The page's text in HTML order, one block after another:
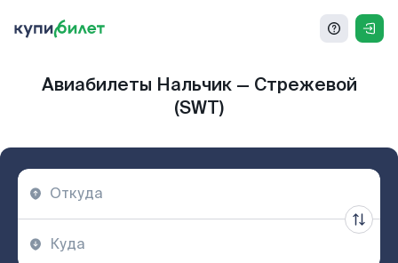
Авиабилеты Нальчик — Стрежевой
(SWT)